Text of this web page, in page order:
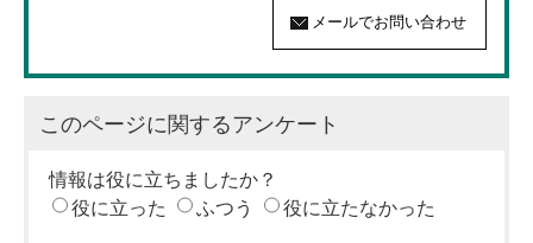
このページに関するアンケート
情報は役に立ちましたか？
役に立った
ふつう 役に立たなかった